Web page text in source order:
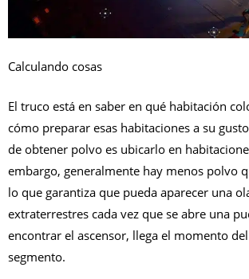
Calculando cosas
El truco está en saber en qué habitación
cómo preparar esas habitaciones a su
de obtener polvo es ubicarlo en
embargo, generalmente hay menos polvo
lo que garantiza que pueda aparecer una
extraterrestres cada vez que se abre una
encontrar el ascensor, llega el momento
segmento.